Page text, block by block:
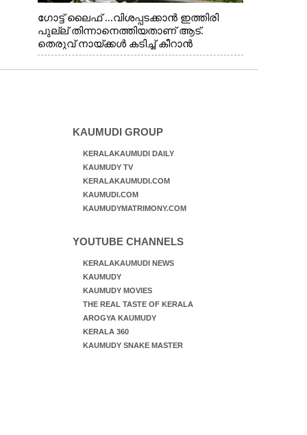
ഗോട്ട് ലൈഫ് ...വിശപ്പടക്കാൻ ഇത്തിരി
പുല്ല് തിന്നാനെത്തിയതാണ് ആട്.
തെരുവ് നായ്ക്കൾ കടിച്ച് കീറാൻ
വന്നതോടെ വയറിന്റെ ആന്തൽ മറന്ന്
ജീവന് വേണ്ടിയായി ഓട്ടം. എറണാകുളം
KAUMUDI GROUP
KERALAKAUMUDI DAILY
KAUMUDY TV
KERALAKAUMUDI.COM
KAUMUDI.COM
KAUMUDYMATRIMONY.COM
YOUTUBE CHANNELS
KERALAKAUMUDI NEWS
KAUMUDY
KAUMUDY MOVIES
THE REAL TASTE OF KERALA
AROGYA KAUMUDY
KERALA 360
KAUMUDY SNAKE MASTER